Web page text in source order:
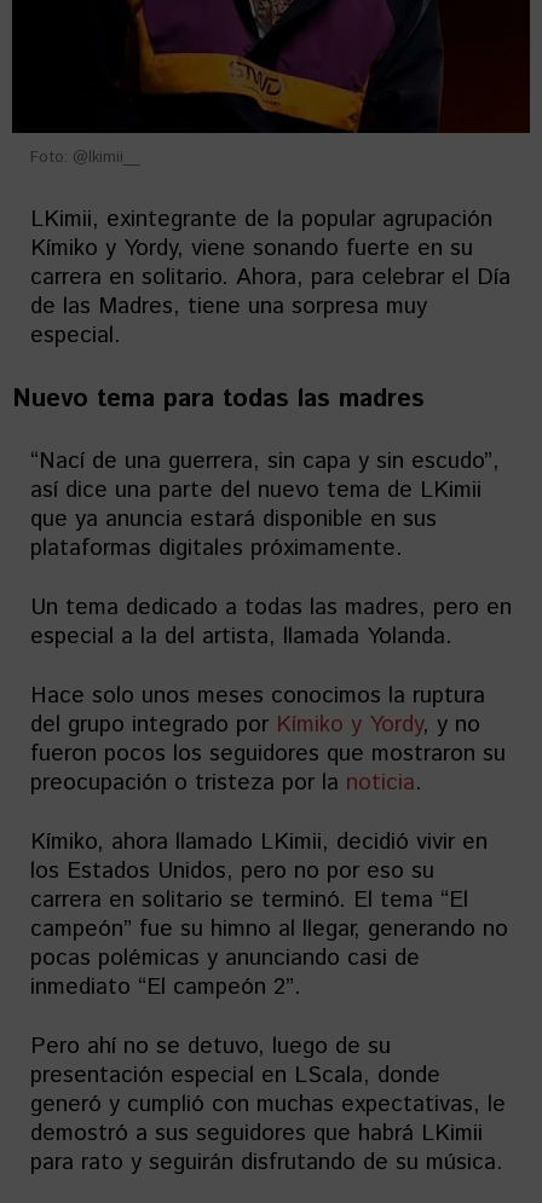
Foto: @lkimii__
LKimii, exintegrante de la popular agrupación
Kímiko y Yordy, viene sonando fuerte en su
carrera en solitario. Ahora, para celebrar el Día
de las Madres, tiene una sorpresa muy
especial.
Nuevo tema para todas las madres
“Nací de una guerrera, sin capa y sin escudo”,
así dice una parte del nuevo tema de LKimii
que ya anuncia estará disponible en sus
plataformas digitales próximamente.
Un tema dedicado a todas las madres, pero en
especial a la del artista, llamada Yolanda.
Hace solo unos meses conocimos la ruptura
del grupo integrado por Kímiko y Yordy, y no
fueron pocos los seguidores que mostraron su
preocupación o tristeza por la noticia.
Kímiko, ahora llamado LKimii, decidió vivir en
los Estados Unidos, pero no por eso su
carrera en solitario se terminó. El tema “El
campeón” fue su himno al llegar, generando no
pocas polémicas y anunciando casi de
inmediato “El campeón 2”.
Pero ahí no se detuvo, luego de su
presentación especial en LScala, donde
generó y cumplió con muchas expectativas, le
demostró a sus seguidores que habrá LKimii
para rato y seguirán disfrutando de su música.